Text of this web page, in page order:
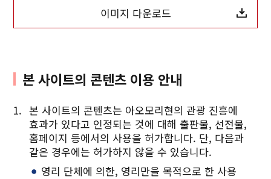
이미지 다운로드
본 사이트의 콘텐츠 이용 안내
본 사이트의 콘텐츠는 아오모리현의 관광 진흥에
효과가 있다고 인정되는 것에 대해 출판물, 선전물,
홈페이지 등에서의 사용을 허가합니다. 단, 다음과
같은 경우에는 허가하지 않을 수 있습니다.
영리 단체에 의한, 영리만을 목적으로 한 사용
Facebook에 공유
링크 복사